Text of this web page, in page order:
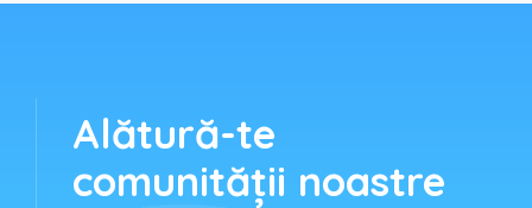
Alătură-te
comunității noastre